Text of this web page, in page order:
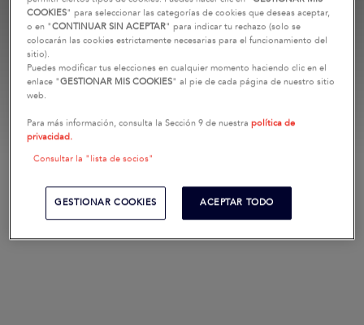
COOKIES" para seleccionar las categorías de cookies que deseas aceptar,
o en "CONTINUAR SIN ACEPTAR" para indicar tu rechazo (solo se
colocarán las cookies estrictamente necesarias para el funcionamiento del
sitio).
Puedes modificar tus elecciones en cualquier momento haciendo clic en el
enlace "GESTIONAR MIS COOKIES" al pie de cada página de nuestro sitio
web.
Para más información, consulta la Sección 9 de nuestrapolítica de
privacidad.
Consultar la "lista de socios"
GESTIONAR COOKIES ACEPTAR TODO